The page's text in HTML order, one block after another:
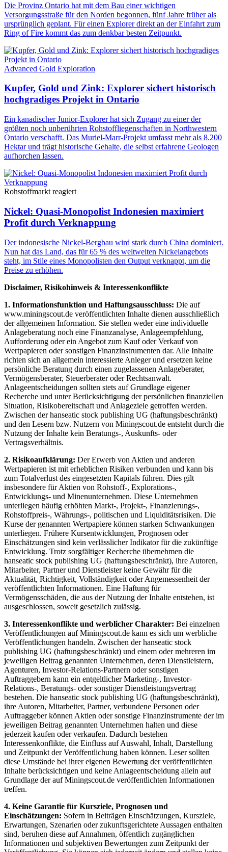
Die Provinz Ontario hat mit dem Bau einer wichtigen
Versorgungsstraße für den Norden begonnen, fünf Jahre früher als
ursprünglich geplant. Für einen Explorer direkt an der Einfahrt zum
Ring of Fire kommt das zum denkbar besten Zeitpunkt.
Advanced Gold Exploration
Kupfer, Gold und Zink: Explorer sichert historisch
hochgradiges Projekt in Ontario
Ein kanadischer Junior-Explorer hat sich Zugang zu einer der
größten noch unberührten Rohstoffliegenschaften in Northwestern
Ontario verschafft. Das Muriel-Marr-Projekt umfasst mehr als 8.200
Hektar und trägt historische Gehalte, die selbst erfahrene Geologen
aufhorchen lassen.
Rohstoffmarkt reagiert
Nickel: Quasi-Monopolist Indonesien maximiert
Profit durch Verknappung
Der indonesische Nickel-Bergbau wird stark durch China dominiert.
Nun hat das Land, das für 65 % des weltweiten Nickelangebots
steht, im Stile eines Monopolisten den Output verknappt, um die
Preise zu erhöhen.
Disclaimer, Risikohinweis & Interessenkonflikte
1. Informationsfunktion und Haftungsausschluss: Die auf
www.miningscout.de veröffentlichten Inhalte dienen ausschließlich
der allgemeinen Information. Sie stellen weder eine individuelle
Anlageberatung noch eine Finanzanalyse, Anlageempfehlung,
Aufforderung oder ein Angebot zum Kauf oder Verkauf von
Wertpapieren oder sonstigen Finanzinstrumenten dar. Alle Inhalte
richten sich an allgemein interessierte Anleger und ersetzen keine
persönliche Beratung durch einen zugelassenen Anlageberater,
Vermögensberater, Steuerberater oder Rechtsanwalt.
Anlageentscheidungen sollten stets auf Grundlage eigener
Recherche und unter Berücksichtigung der persönlichen finanziellen
Situation, Risikobereitschaft und Anlageziele getroffen werden.
Zwischen der hanseatic stock publishing UG (haftungsbeschränkt)
und den Lesern bzw. Nutzern von Miningscout.de entsteht durch die
Nutzung der Inhalte kein Beratungs-, Auskunfts- oder
Vertragsverhältnis.
2. Risikoaufklärung: Der Erwerb von Aktien und anderen
Wertpapieren ist mit erheblichen Risiken verbunden und kann bis
zum Totalverlust des eingesetzten Kapitals führen. Dies gilt
insbesondere für Aktien von Rohstoff-, Explorations-,
Entwicklungs- und Minenunternehmen. Diese Unternehmen
unterliegen häufig erhöhten Markt-, Projekt-, Finanzierungs-,
Rohstoffpreis-, Währungs-, politischen und Liquiditätsrisiken. Die
Kurse der genannten Wertpapiere können starken Schwankungen
unterliegen. Frühere Kursentwicklungen, Prognosen oder
Einschätzungen sind kein verlässlicher Indikator für die zukünftige
Entwicklung. Trotz sorgfältiger Recherche übernehmen die
hanseatic stock publishing UG (haftungsbeschränkt), ihre Autoren,
Mitarbeiter, Partner und Dienstleister keine Gewähr für die
Aktualität, Richtigkeit, Vollständigkeit oder Angemessenheit der
veröffentlichten Informationen. Eine Haftung für
Vermögensschäden, die aus der Nutzung der Inhalte entstehen, ist
ausgeschlossen, soweit gesetzlich zulässig.
3. Interessenkonflikte und werblicher Charakter: Bei einzelnen
Veröffentlichungen auf Miningscout.de kann es sich um werbliche
Veröffentlichungen handeln. Zwischen der hanseatic stock
publishing UG (haftungsbeschränkt) und einem oder mehreren im
jeweiligen Beitrag genannten Unternehmen, deren Dienstleistern,
Agenturen, Investor-Relations-Partnern oder sonstigen
Auftraggebern kann ein entgeltlicher Marketing-, Investor-
Relations-, Beratungs- oder sonstiger Dienstleistungsvertrag
bestehen. Die hanseatic stock publishing UG (haftungsbeschränkt),
ihre Autoren, Mitarbeiter, Partner, verbundene Personen oder
Auftraggeber können Aktien oder sonstige Finanzinstrumente der im
jeweiligen Beitrag genannten Unternehmen halten und diese
jederzeit kaufen oder verkaufen. Dadurch bestehen
Interessenkonflikte, die Einfluss auf Auswahl, Inhalt, Darstellung
und Zeitpunkt der Veröffentlichung haben können. Leser sollten
diese Umstände bei ihrer eigenen Bewertung der veröffentlichten
Inhalte berücksichtigen und keine Anlageentscheidung allein auf
Grundlage der auf Miningscout.de veröffentlichten Informationen
treffen.
4. Keine Garantie für Kursziele, Prognosen und
Einschätzungen: Sofern in Beiträgen Einschätzungen, Kursziele,
Erwartungen, Szenarien oder zukunftsgerichtete Aussagen enthalten
sind, beruhen diese auf Annahmen, öffentlich zugänglichen
Informationen und subjektiven Bewertungen zum Zeitpunkt der